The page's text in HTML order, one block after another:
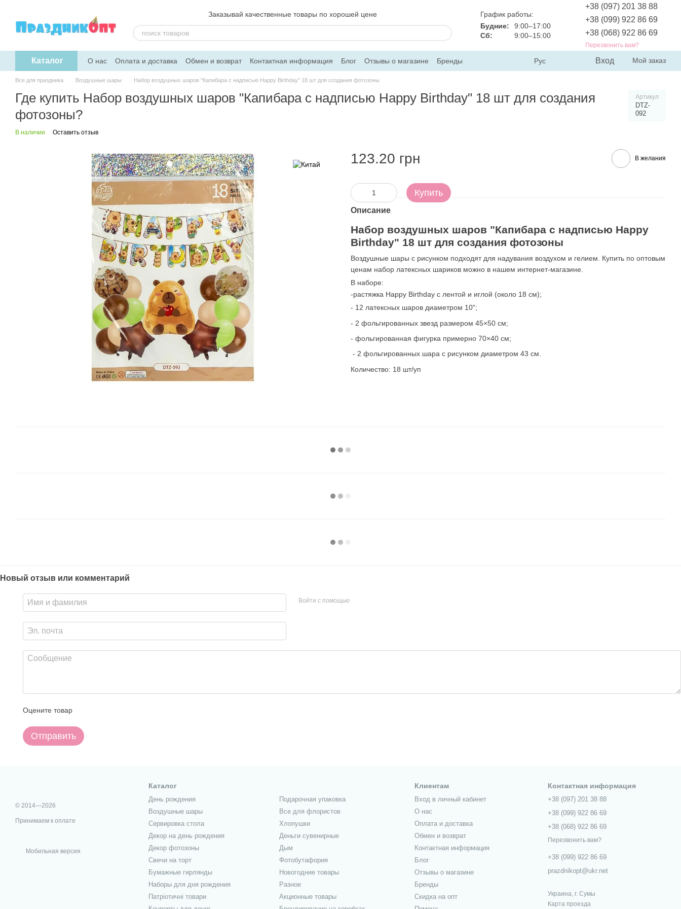
Заказывай качественные товары по хорошей цене
График работы:
Будние:
9:00–17:00
Сб:
9:00–15:00
+38 (097) 201 38 88
+38 (099) 922 86 69
+38 (068) 922 86 69
Перезвонить вам?
Каталог О нас Оплата и доставка Обмен и возврат Контактная информация Блог Отзывы о магазине
Бренды
Скидка на опт
Помощь
Рус Вход Мой заказ
Все для праздника Воздушные шары Набор воздушных шаров "Капибара с надписью Happy Birthday" 18 шт для создания фотозоны
Где купить Набор воздушных шаров "Капибара с надписью Happy Birthday" 18 шт для создания
фотозоны?
Артикул
DTZ-
092
В наличии Оставить отзыв
123.20 грн В желания
Купить
Описание
Набор воздушных шаров "Капибара с надписью Happy
Birthday" 18 шт для создания фотозоны
Воздушные шары с рисунком подходят для надувания воздухом и гелием. Купить по оптовым
ценам набор латексных шариков можно в нашем интернет-магазине.
В наборе:
-растяжка Happy Birthday с лентой и иглой (около 18 см);
- 12 латексных шаров диаметром 10";
- 2 фольгированных звезд размером 45×50 см;
- фольгированная фигурка примерно 70×40 см;
- 2 фольгированных шара с рисунком диаметром 43 см.
Количество: 18 шт/уп
Новый отзыв или комментарий
Войти с помощью
Оцените товар
Отправить
© 2014—2026
Принимаем к оплате
Мобильная версия
Каталог
День рождения
Воздушные шары
Сервировка стола
Декор на день рождения
Декор фотозоны
Свечи на торт
Бумажные гирлянды
Наборы для дня рождения
Патріотичні товари
Подарочная упаковка
Все для флористов
Хлопушки
Деньги сувенирные
Дым
Фотобутафория
Новогодние товары
Разное
Акционные товары
Клиентам
Вход в личный кабинет
О нас
Оплата и доставка
Обмен и возврат
Контактная информация
Блог
Отзывы о магазине
Бренды
Скидка на опт
Контактная информация
+38 (097) 201 38 88
+38 (099) 922 86 69
+38 (068) 922 86 69
Перезвонить вам?
+38 (099) 922 86 69
prazdnikopt@ukr.net
Украина, г. Сумы
Карта проезда